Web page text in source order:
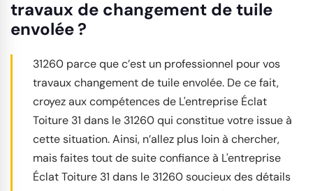
travaux de changement de tuile
envolée ?
31260 parce que c’est un professionnel pour vos
travaux changement de tuile envolée. De ce fait,
croyez aux compétences de L'entreprise Éclat
Toiture 31 dans le 31260 qui constitue votre issue à
cette situation. Ainsi, n’allez plus loin à chercher,
mais faites tout de suite confiance à L'entreprise
Éclat Toiture 31 dans le 31260 soucieux des détails